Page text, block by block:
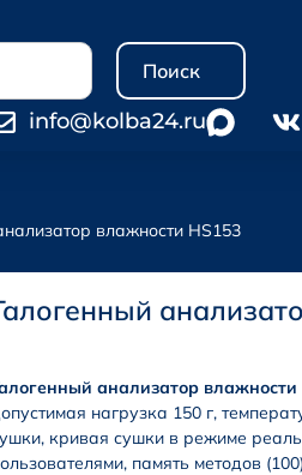
Поиск
info@kolba24.ru
влажности HS153
анализатор влажности
нагрузка 150 г,
кривая сушки в режиме
память методов